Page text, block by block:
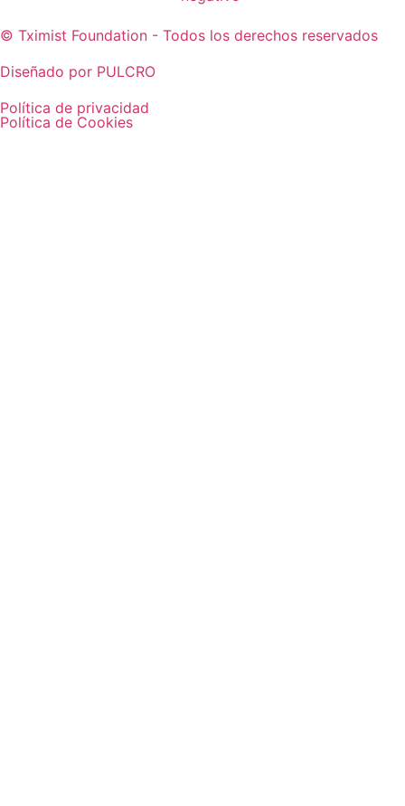
© Tximist Foundation - Todos los derechos reservados
Diseñado por PULCRO
Política de privacidad
Política de Cookies